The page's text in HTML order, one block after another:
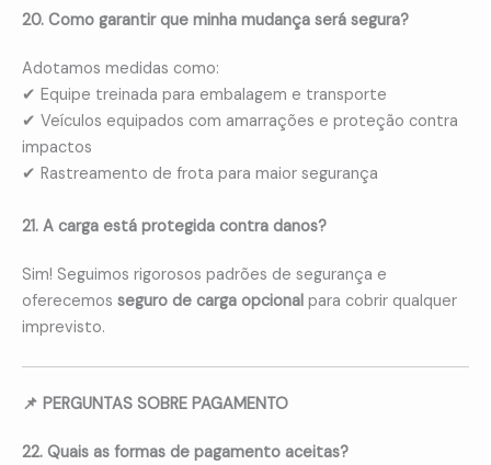
20. Como garantir que minha mudança será segura?
Adotamos medidas como:
✔ Equipe treinada para embalagem e transporte
✔ Veículos equipados com amarrações e proteção contra
impactos
✔ Rastreamento de frota para maior segurança
21. A carga está protegida contra danos?
Sim! Seguimos rigorosos padrões de segurança e
oferecemos seguro de carga opcional para cobrir qualquer
imprevisto.
📌 PERGUNTAS SOBRE PAGAMENTO
22. Quais as formas de pagamento aceitas?